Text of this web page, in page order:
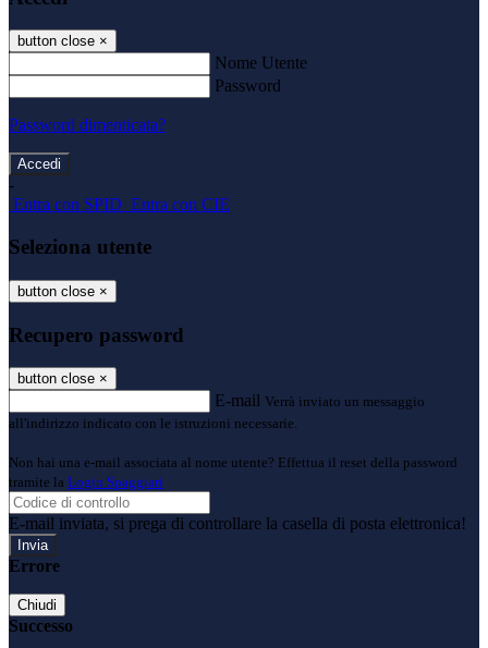
button close ×
Nome Utente
Password
Password dimenticata?
-
Entra con SPID Entra con CIE
Seleziona utente
button close ×
Recupero password
button close ×
E-mail Verrà inviato un messaggio
all'indirizzo indicato con le istruzioni necessarie.
Non hai una e-mail associata al nome utente? Effettua il reset della password
tramite la Login Spaggiari
E-mail inviata, si prega di controllare la casella di posta elettronica!
Errore
Chiudi
Successo